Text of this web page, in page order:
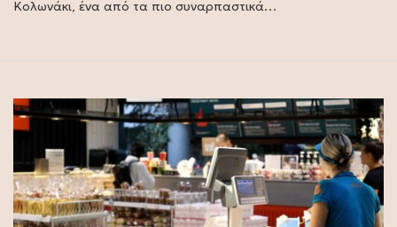
Κολωνάκι, ένα από τα πιο συναρπαστικά…